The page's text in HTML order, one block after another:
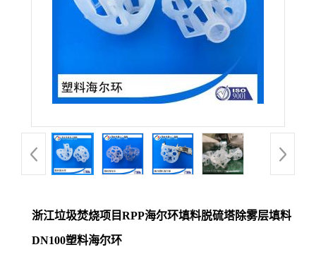
浙江垃圾焚烧项目RPP海尔环填料脱硫塔除雾层填料
DN100塑料海尔环